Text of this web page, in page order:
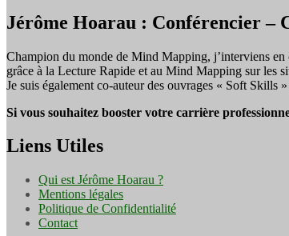
Jérôme Hoarau : Conférencier –
Champion du monde de Mind Mapping, j’interviens en
grâce à la Lecture Rapide et au Mind Mapping sur les
Je suis également co-auteur des ouvrages « Soft
Si vous souhaitez booster votre carrière
Liens Utiles
Qui est Jérôme Hoarau ?
Mentions légales
Politique de Confidentialité
Contact